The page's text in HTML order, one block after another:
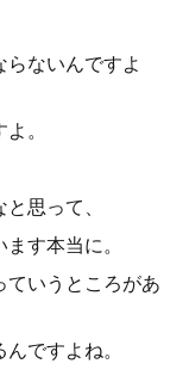
ないんですよ
。
思って、
す本当に。
ていうところがあ
ですよね。